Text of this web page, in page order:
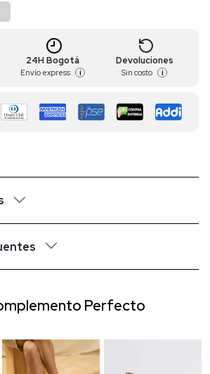
24H Bogotá
Envío express i
Devoluciones
Sin costo i
Perfecto